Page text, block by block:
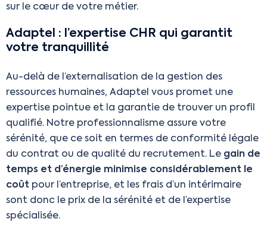
sur le cœur de votre métier.
Adaptel : l’expertise CHR qui garantit
votre tranquillité
Au-delà de l’externalisation de la gestion des
ressources humaines, Adaptel vous promet une
expertise pointue et la garantie de trouver un profil
qualifié. Notre professionnalisme assure votre
sérénité, que ce soit en termes de conformité légale
du contrat ou de qualité du recrutement. Le gain de
temps et d’énergie minimise considérablement le
coût pour l’entreprise, et les frais d’un intérimaire
sont donc le prix de la sérénité et de l’expertise
spécialisée.